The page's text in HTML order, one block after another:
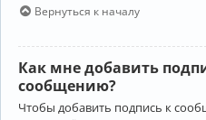
Вернуться к началу
Как мне добавить
сообщению?
Чтобы добавить подпись к